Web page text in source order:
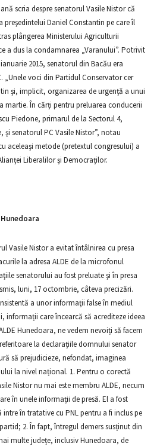
scria despre senatorul Vasile Nistor că
preşedintelui Daniel Constantin pe care îl
plângerea Ministerului Agriculturii
a dus la condamnarea „Varanului”. Potrivit
2015, senatorul din Bacău era
„Unele voci din Partidul Conservator cer
şi, implicit, organizarea de urgenţă a unui
martie. În cărţi pentru preluarea conducerii
Piedone, primarul de la Sectorul 4,
şi senatorul PC Vasile Nistor”, notau
aceleaşi metode (pretextul congresului) a
Liberalilor şi Democraţilor.
Vasile Nistor a evitat întâlnirea cu presa
la adresa ALDE de la microfonul
senatorului au fost preluate şi în presa
luni, 17 octombrie, câteva precizări.
a unor informaţii false în mediul
informații care încearcă să acrediteze ideea
Hunedoara, ne vedem nevoiți să facem
la declarațiile domnului senator
să prejudicieze, nefondat, imaginea
la nivel național. 1. Pentru o corectă
Nistor nu mai este membru ALDE, necum
în unele informații de presă. El a fost
intre în tratative cu PNL pentru a fi inclus pe
2. În fapt, întregul demers susținut din
multe județe, inclusiv Hunedoara, de